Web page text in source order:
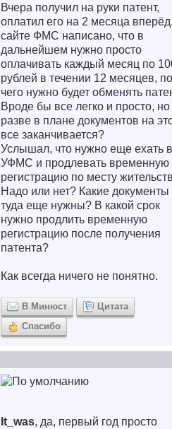
Вчера получил на руки патент,
оплатил его на 2 месяца
сайте ФМС написано, что в
дальнейшем нужно просто
оплачивать каждый месяц по
рублей в течении 12 месяцев,
чего нужно будет обменять
Вроде бы все легко и просто, но
разве в плане документов на
все заканчивается?
Услышал, что нужно еще ехать в
УФМС и продлевать временную
регистрацию по месту
Надо или нет? Какие документы
туда еще нужны? В какой срок
нужно продлить временную
регистрацию после получения
патента?
Как всегда ничего не понятно.
В Минюст
Цитата
Спасибо
It_was, да, первый год просто